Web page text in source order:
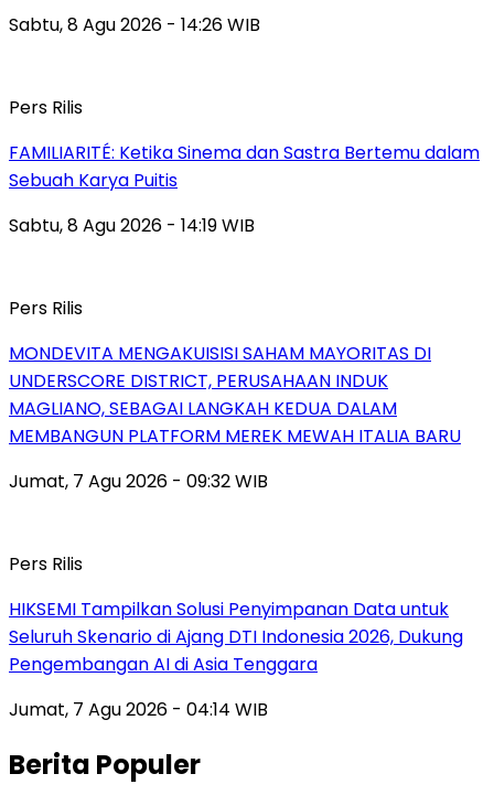
Sabtu, 8 Agu 2026 - 14:26 WIB
Pers Rilis
FAMILIARITÉ: Ketika Sinema dan Sastra Bertemu dalam
Sebuah Karya Puitis
Sabtu, 8 Agu 2026 - 14:19 WIB
Pers Rilis
MONDEVITA MENGAKUISISI SAHAM MAYORITAS DI
UNDERSCORE DISTRICT, PERUSAHAAN INDUK
MAGLIANO, SEBAGAI LANGKAH KEDUA DALAM
MEMBANGUN PLATFORM MEREK MEWAH ITALIA BARU
Jumat, 7 Agu 2026 - 09:32 WIB
Pers Rilis
HIKSEMI Tampilkan Solusi Penyimpanan Data untuk
Seluruh Skenario di Ajang DTI Indonesia 2026, Dukung
Pengembangan AI di Asia Tenggara
Jumat, 7 Agu 2026 - 04:14 WIB
Berita Populer